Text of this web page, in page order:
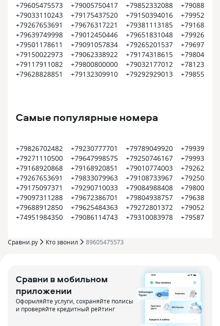
+79605475573
+79033110243
+79267653691
+79639749998
+79501178611
+79150022973
+79117911082
+79628828851
+79005750417
+79175437520
+79676317221
+79012450446
+79091057834
+79062338922
+79800800000
+79132309910
+79852332088
+79150394016
+79381113185
+79651831048
+79265201537
+79174318615
+79032177012
+79292929013
Самые популярные номера
+79826702482
+79271110500
+79168920868
+79267653691
+79175097371
+79097311288
+79688912850
+74951984350
+79230777701
+79647998575
+79168920851
+79833079963
+79290710033
+79672386701
+79625484363
+79086114743
+79789049920
+79250746167
+79010774003
+79108733967
+79084988408
+79804938757
+79272801372
+79310083978
Сравни.ру Кто звонил 89605475573
Сравни в мобильном
приложении
Оформляйте услуги, сохраняйте полисы
и проверяйте кредитный рейтинг